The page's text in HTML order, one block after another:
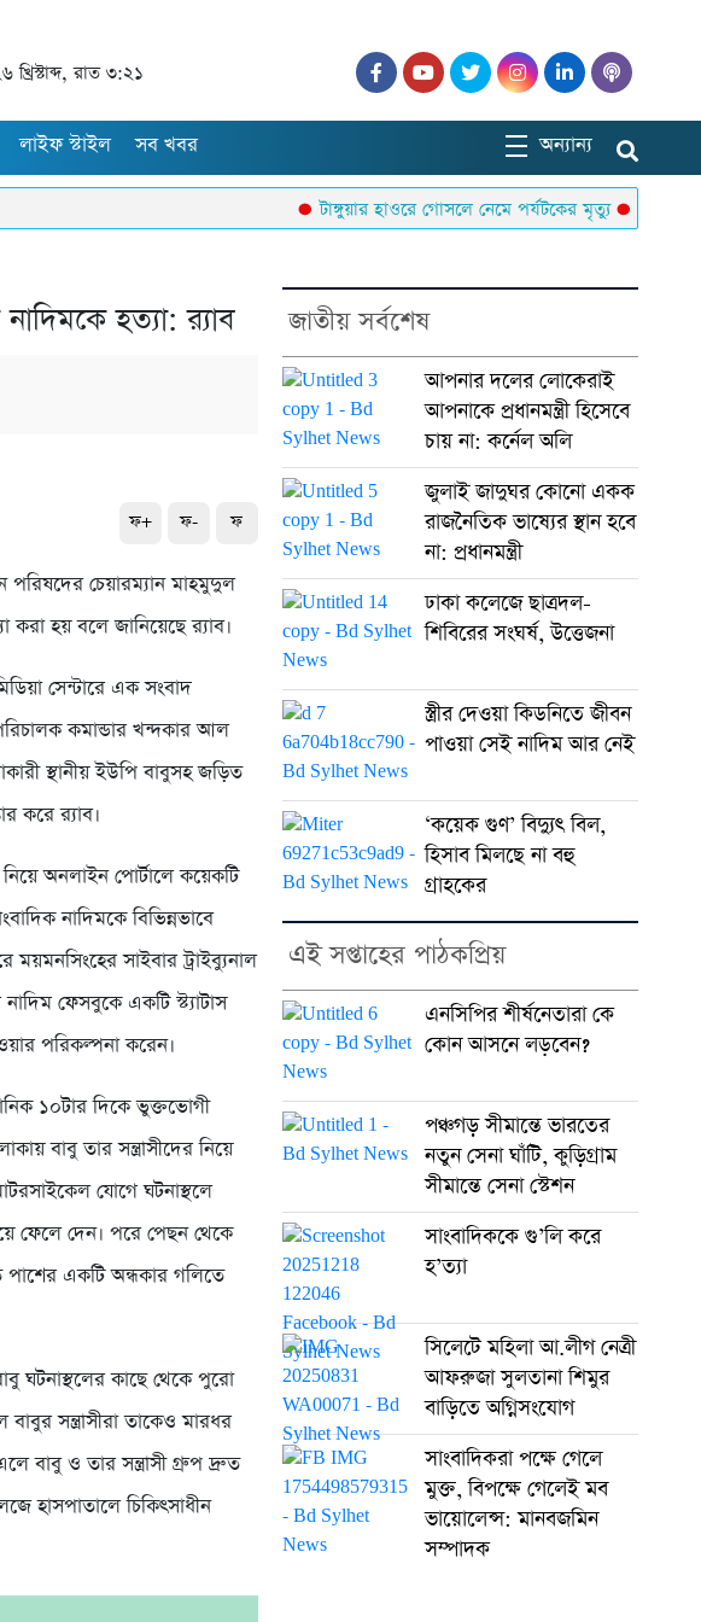
রাত ৩:২১
লাইফ স্টাইল সব খবর অন্যান্য
টাঙ্গুয়ার হাওরে গোসলে নেমে পর্যটকের মৃত্যু
হত্যা: র‌্যাব
ফ+ ফ- ফ
পরিষদের চেয়ারম্যান মাহমুদুল
করা হয় বলে জানিয়েছে র‌্যাব।
সেন্টারে এক সংবাদ
কমান্ডার খন্দকার আল
স্থানীয় ইউপি বাবুসহ জড়িত
করে র‌্যাব।
অনলাইন পোর্টালে কয়েকটি
নাদিমকে বিভিন্নভাবে
ময়মনসিংহের সাইবার ট্রাইব্যুনাল
ফেসবুকে একটি স্ট্যাটাস
পরিকল্পনা করেন।
১০টার দিকে ভুক্তভোগী
বাবু তার সন্ত্রাসীদের নিয়ে
যোগে ঘটনাস্থলে
ফেলে দেন। পরে পেছন থেকে
একটি অন্ধকার গলিতে
ঘটনাস্থলের কাছে থেকে পুরো
সন্ত্রাসীরা তাকেও মারধর
বাবু ও তার সন্ত্রাসী গ্রুপ দ্রুত
হাসপাতালে চিকিৎসাধীন
জাতীয় সর্বশেষ
আপনার দলের লোকেরাই
আপনাকে প্রধানমন্ত্রী হিসেবে
চায় না: কর্নেল অলি
জুলাই জাদুঘর কোনো একক
রাজনৈতিক ভাষ্যের স্থান হবে
না: প্রধানমন্ত্রী
ঢাকা কলেজে ছাত্রদল-
শিবিরের সংঘর্ষ, উত্তেজনা
স্ত্রীর দেওয়া কিডনিতে জীবন
পাওয়া সেই নাদিম আর নেই
‘কয়েক গুণ’ বিদ্যুৎ বিল,
হিসাব মিলছে না বহু
গ্রাহকের
এই সপ্তাহের পাঠকপ্রিয়
এনসিপির শীর্ষনেতারা কে
কোন আসনে লড়বেন?
পঞ্চগড় সীমান্তে ভারতের
নতুন সেনা ঘাঁটি, কুড়িগ্রাম
সীমান্তে সেনা স্টেশন
সাংবাদিককে গু’লি করে
হ’ত্যা
সিলেটে মহিলা আ.লীগ নেত্রী
আফরুজা সুলতানা শিমুর
বাড়িতে অগ্নিসংযোগ
সাংবাদিকরা পক্ষে গেলে
মুক্ত, বিপক্ষে গেলেই মব
ভায়োলেন্স: মানবজমিন
সম্পাদক